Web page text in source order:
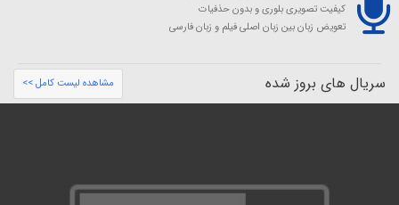
کیفیت تصویری بلوری و بدون حذفیات
تعویض زبان بین زبان اصلی فیلم و زبان فارسی
سریال های بروز شده مشاهده لیست کامل >>